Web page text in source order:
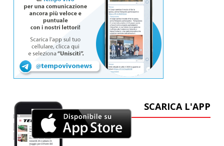
SCARICA L'APP